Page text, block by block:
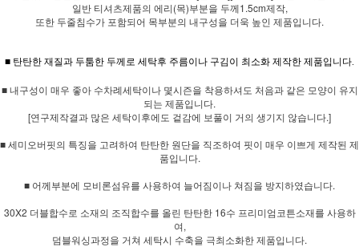
일반 티셔츠제품의 에리(목)부분을 두께1.5cm제작,
또한 두줄침수가 포함되어 목부분의 내구성을 더욱 높인 제품입니다.
■ 탄탄한 재질과 두툼한 두께로 세탁후 주름이나 구김이 최소화 제작한 제품입니다.
■ 내구성이 매우 좋아 수차례세탁이나 몇시즌을 착용하셔도 처음과 같은 모양이 유지
되는 제품입니다.
[연구제작결과 많은 세탁이후에도 겉감에 보풀이 거의 생기지 않습니다.]
■ 세미오버핏의 특징을 고려하여 탄탄한 원단을 직조하여 핏이 매우 이쁘게 제작된 제
품입니다.
■ 어께부분에 모비론섬유를 사용하여 늘어짐이나 쳐짐을 방지하였습니다.
30X2 더블합수로 소재의 조직합수를 올린 탄탄한 16수 프리미엄코튼소재를 사용하
여,
덤블워싱과정을 거쳐 세탁시 수축을 극최소화한 제품입니다.